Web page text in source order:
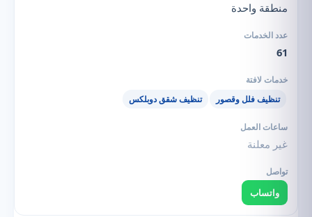
منطقة واحدة
61
تنظيف فلل وقصور تنظيف شقق دوبلكس
غير معلنة
واتساب